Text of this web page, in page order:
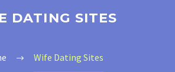
DATING SITES
Wife Dating Sites